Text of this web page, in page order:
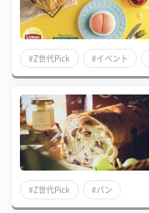
#Z世代Pick #イベント
#Z世代Pick #パン